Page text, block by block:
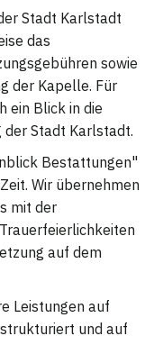
Stadt Karlstadt
das
sowie
der Kapelle. Für
ein Blick in die
Stadt Karlstadt.
Bestattungen"
Wir übernehmen
mit der
auf dem
Leistungen auf
und auf